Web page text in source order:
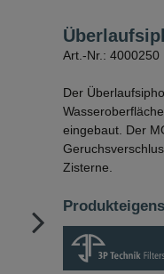
Art.-Nr.: 4000250
Der
eingebaut. Der
Zisterne.